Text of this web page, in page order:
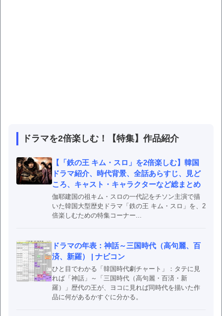
ドラマを2倍楽しむ！【特集】作品紹介
【「鉄の王 キム・スロ」を2倍楽しむ】韓国
ドラマ紹介、時代背景、全話あらすじ、見ど
ころ、キャスト・キャラクターなど総まとめ
伽耶建国の祖キム・スロの一代記をチソン主演で描
いた韓国大型歴史ドラマ「鉄の王 キム・スロ」を、2
倍楽しむための特集コーナー...
ドラマの年表：神話～三国時代（高句麗、百
済、新羅） | ナビコン
ひと目でわかる「韓国時代劇チャート」：タテに見
れば「神話」～「三国時代（高句麗・百済・新
羅）」歴代の王が、ヨコに見れば同時代を描いた作
品に何があるかすぐに分かる。